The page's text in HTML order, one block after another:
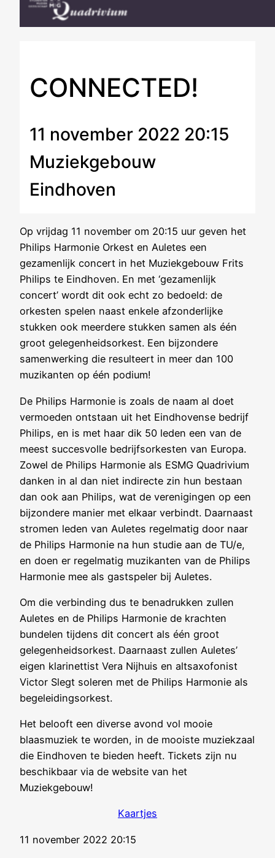
CONNECTED!
11 november 2022 20:15
Muziekgebouw
Eindhoven
Op vrijdag 11 november om 20:15 uur geven het
Philips Harmonie Orkest en Auletes een
gezamenlijk concert in het Muziekgebouw Frits
Philips te Eindhoven. En met ‘gezamenlijk
concert’ wordt dit ook echt zo bedoeld: de
orkesten spelen naast enkele afzonderlijke
stukken ook meerdere stukken samen als één
groot gelegenheidsorkest. Een bijzondere
samenwerking die resulteert in meer dan 100
muzikanten op één podium!
De Philips Harmonie is zoals de naam al doet
vermoeden ontstaan uit het Eindhovense bedrijf
Philips, en is met haar dik 50 leden een van de
meest succesvolle bedrijfsorkesten van Europa.
Zowel de Philips Harmonie als ESMG Quadrivium
danken in al dan niet indirecte zin hun bestaan
dan ook aan Philips, wat de verenigingen op een
bijzondere manier met elkaar verbindt. Daarnaast
stromen leden van Auletes regelmatig door naar
de Philips Harmonie na hun studie aan de TU/e,
en doen er regelmatig muzikanten van de Philips
Harmonie mee als gastspeler bij Auletes.
Om die verbinding dus te benadrukken zullen
Auletes en de Philips Harmonie de krachten
bundelen tijdens dit concert als één groot
gelegenheidsorkest. Daarnaast zullen Auletes’
eigen klarinettist Vera Nijhuis en altsaxofonist
Victor Slegt soleren met de Philips Harmonie als
begeleidingsorkest.
Het belooft een diverse avond vol mooie
blaasmuziek te worden, in de mooiste muziekzaal
die Eindhoven te bieden heeft. Tickets zijn nu
beschikbaar via de website van het
Muziekgebouw!
Kaartjes
11 november 2022 20:15